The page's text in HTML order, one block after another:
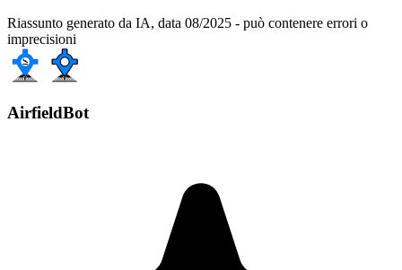
Riassunto generato da IA, data 08/2025 - può contenere errori o
imprecisioni
AirfieldBot